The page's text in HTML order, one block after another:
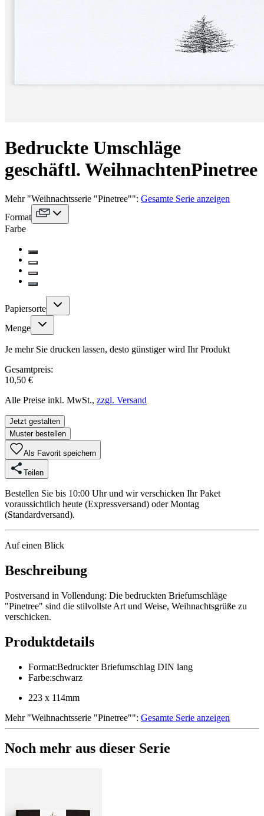
Bedruckte Umschläge
geschäftl. WeihnachtenPinetree
Mehr"Weihnachtsserie "Pinetree"": Gesamte Serie anzeigen
Format
Farbe
Papiersorte
Menge
Je mehr Sie drucken lassen, desto günstiger wird Ihr Produkt
Gesamtpreis:
10,50 €
Alle Preise inkl. MwSt., zzgl. Versand
Jetzt gestalten
Muster bestellen
Als Favorit speichern
Teilen
Bestellen Sie bis 10:00 Uhr und wir verschicken Ihr Paket
voraussichtlich heute (Expressversand) oder Montag
(Standardversand).
Auf einen Blick
Beschreibung
Postversand in Vollendung: Die bedruckten Briefumschläge
"Pinetree" sind die stilvollste Art und Weise, Weihnachtsgrüße zu
verschicken.
Produktdetails
Format:Bedruckter Briefumschlag DIN lang
Farbe:schwarz
223 x 114mm
Mehr"Weihnachtsserie "Pinetree"": Gesamte Serie anzeigen
Noch mehr aus dieser Serie